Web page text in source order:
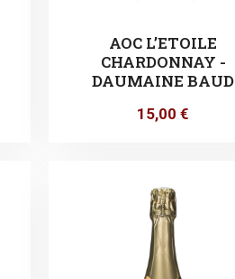
AOC L’ETOILE
CHARDONNAY -
DAUMAINE BAUD
15,00 €